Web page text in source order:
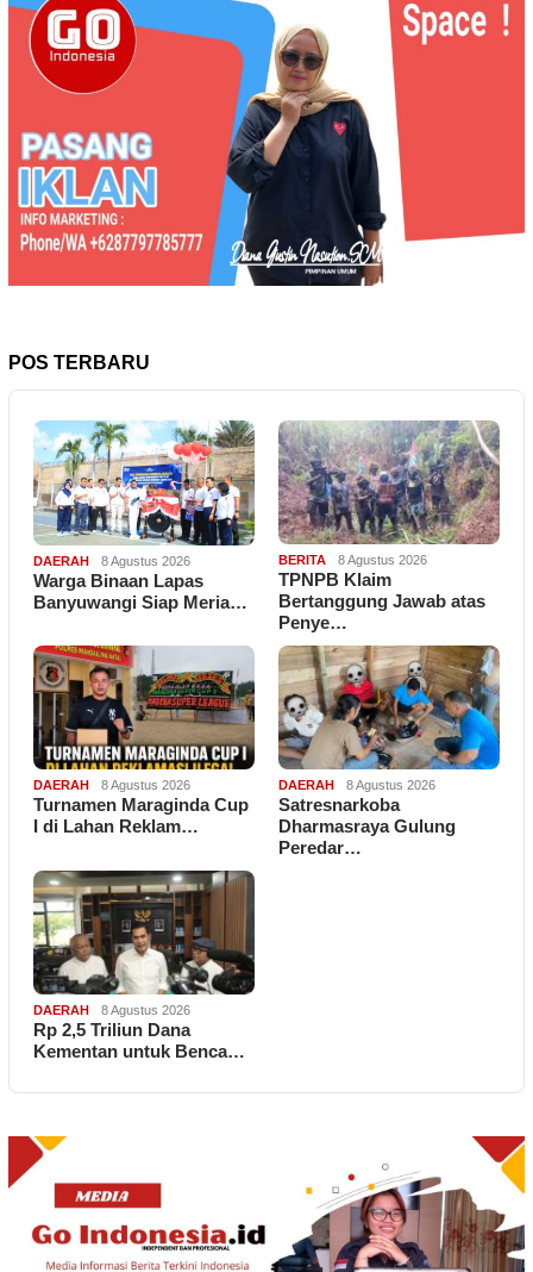
POS TERBARU
DAERAH 8 Agustus 2026
Warga Binaan Lapas
Banyuwangi Siap Meria…
BERITA 8 Agustus 2026
TPNPB Klaim
Bertanggung Jawab atas
Penye…
DAERAH 8 Agustus 2026
Turnamen Maraginda Cup
I di Lahan Reklam…
DAERAH 8 Agustus 2026
Satresnarkoba
Dharmasraya Gulung
Peredar…
DAERAH 8 Agustus 2026
Rp 2,5 Triliun Dana
Kementan untuk Benca…